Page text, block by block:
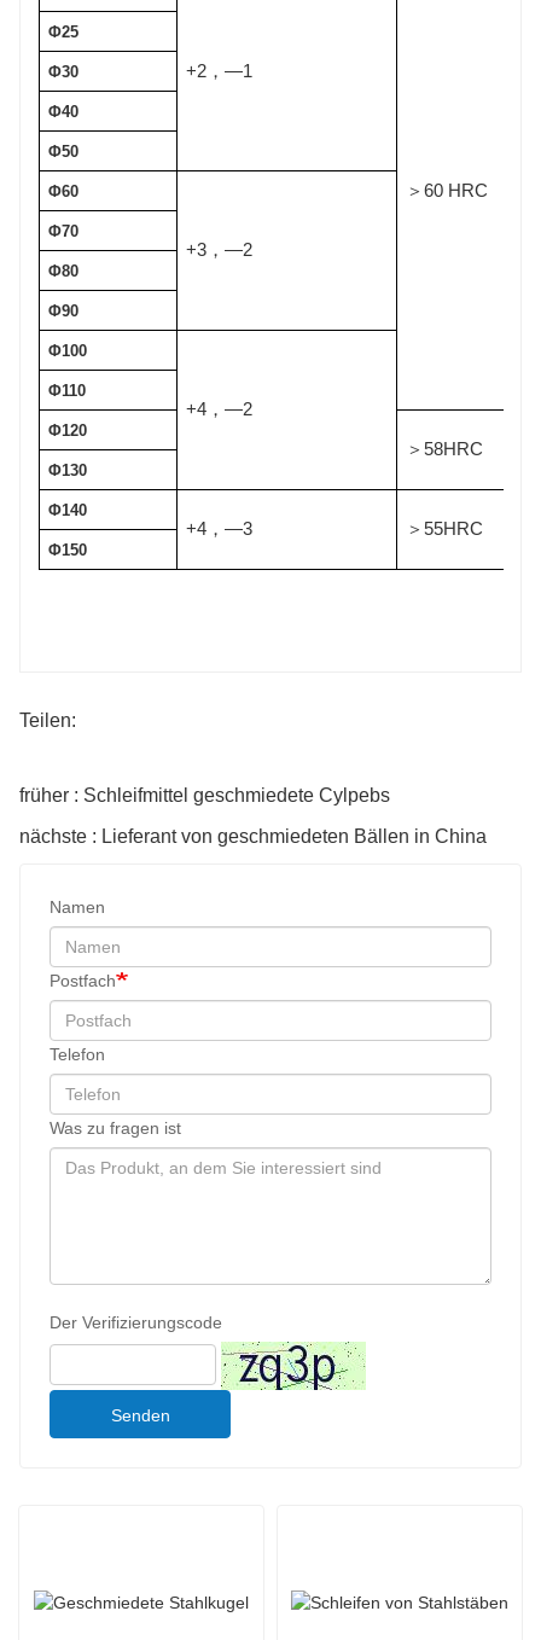
+2 ， —1
＞ 60 HRC
Φ25
Φ30
Φ40
Φ50
Φ60
+3 ， —2
Φ70
Φ80
Φ90
Φ100
+4 ， —2
Φ110
Φ120
＞ 58HRC
Φ130
Φ140
+4 ， —3 ＞ 55HRC
Φ150
Teilen:
früher : Schleifmittel geschmiedete Cylpebs
nächste : Lieferant von geschmiedeten Bällen in China
Namen
Postfach
Telefon
Was zu fragen ist
Der Verifizierungscode
Senden